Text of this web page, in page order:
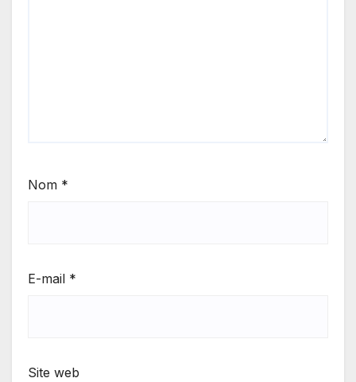
Nom *
E-mail *
Site web